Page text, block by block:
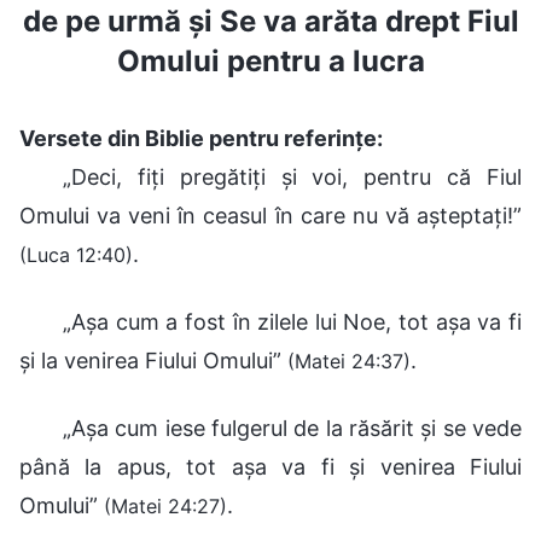
de pe urmă și Se va arăta drept Fiul
Omului pentru a lucra
Versete din Biblie pentru referințe:
„Deci, fiți pregătiți și voi, pentru că Fiul
Omului va veni în ceasul în care nu vă așteptați!”
(Luca 12:40).
„Așa cum a fost în zilele lui Noe, tot așa va fi
și la venirea Fiului Omului” (Matei 24:37).
„Așa cum iese fulgerul de la răsărit și se vede
până la apus, tot așa va fi și venirea Fiului
Omului” (Matei 24:27).